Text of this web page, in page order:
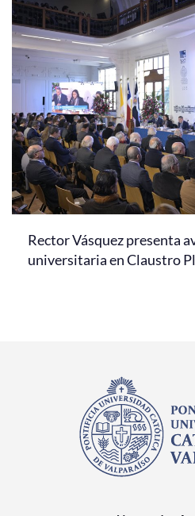
Rector Vásquez presenta
universitaria en Claustro